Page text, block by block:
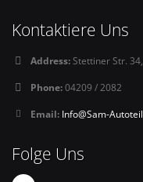
Kontaktiere Uns
Address: Stettiner Str.
Phone:04209 / 2082
Email: Info@Sam-
Folge Uns